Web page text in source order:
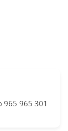
965 965 301